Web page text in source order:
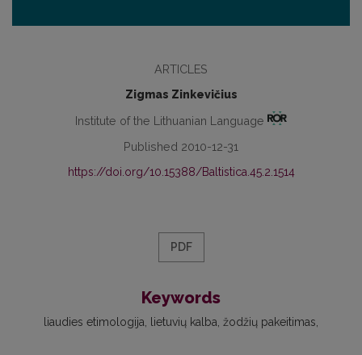
ARTICLES
Zigmas Zinkevičius
Institute of the Lithuanian Language
Published 2010-12-31
https://doi.org/10.15388/Baltistica.45.2.1514
PDF
Keywords
liaudies etimologija lietuvių kalba žodžių pakeitimas